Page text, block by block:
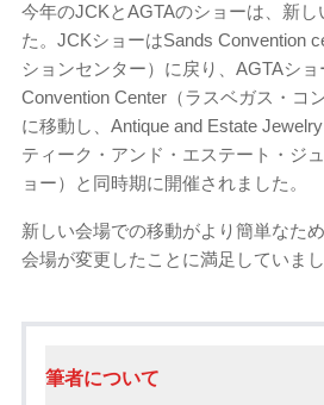
今年のJCKとAGTAのショーは、新し
た。JCKショーはSands Convention
ションセンター）に戻り、AGTAショ
Convention Center（ラスベガス・コ
に移動し、Antique and Estate
ティーク・アンド・エステート・ジ
ョー）と同時期に開催されました。
新しい会場での移動がより簡単なた
会場が変更したことに満足していまし
筆者について